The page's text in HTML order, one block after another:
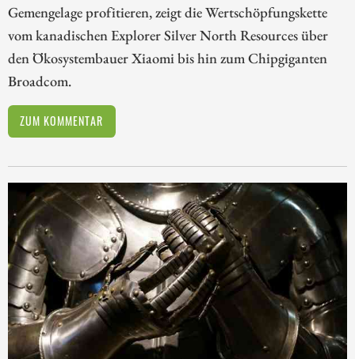
Gemengelage profitieren, zeigt die Wertschöpfungskette
vom kanadischen Explorer Silver North Resources über
den Ökosystembauer Xiaomi bis hin zum Chipgiganten
Broadcom.
ZUM KOMMENTAR